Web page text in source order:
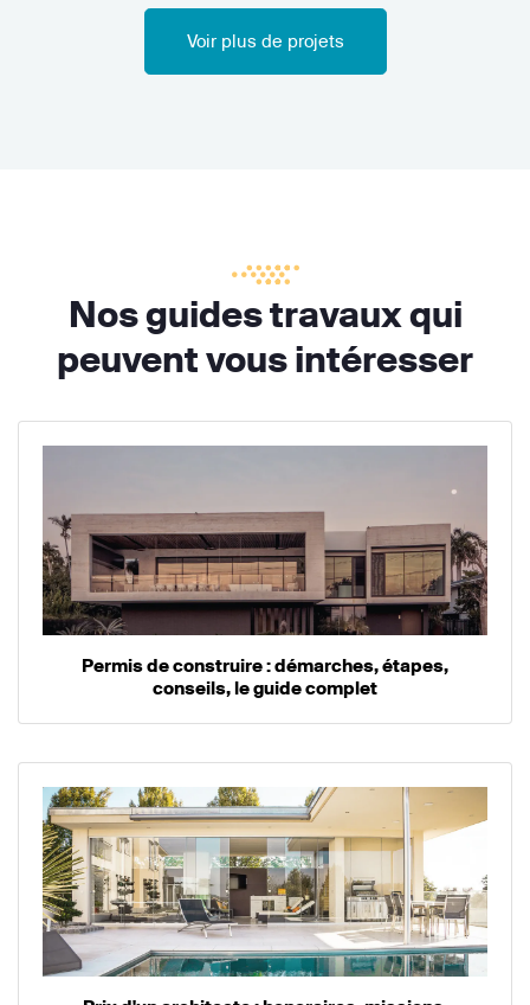
Voir plus de projets
Nos guides travaux qui
peuvent vous intéresser
Permis de construire : démarches, étapes,
conseils, le guide complet